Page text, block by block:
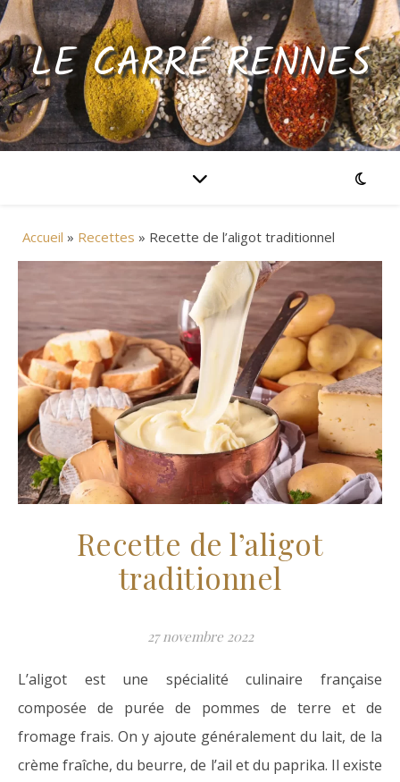
LE CARRÉ RENNES
Accueil » Recettes » Recette de l’aligot traditionnel
Recette de l’aligot
traditionnel
27 novembre 2022
L’aligot est une spécialité culinaire française
composée de purée de pommes de terre et de
fromage frais. On y ajoute généralement du lait, de la
crème fraîche, du beurre, de l’ail et du paprika. Il existe